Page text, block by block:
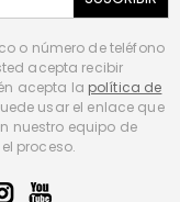
o número de teléfono
acepta recibir
acepta la política de
usar el enlace que
nuestro equipo de
proceso.